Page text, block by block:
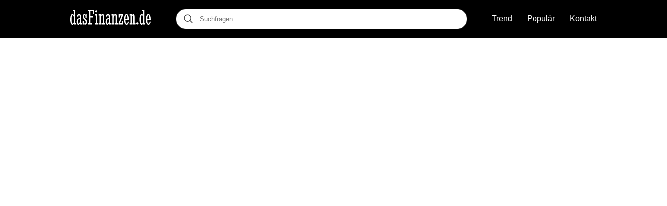
Trend Populär Kontakt